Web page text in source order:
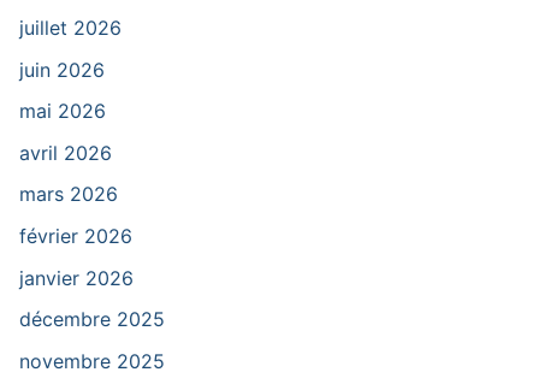
juillet 2026
juin 2026
mai 2026
avril 2026
mars 2026
février 2026
janvier 2026
décembre 2025
novembre 2025